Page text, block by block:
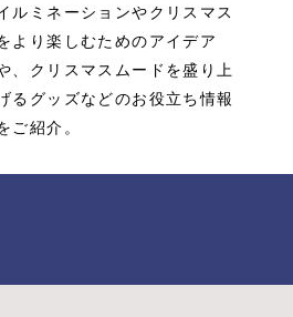
ルミネーションやクリスマス
より楽しむためのアイデア
、クリスマスムードを盛り上
る グッズなどのお役立ち情報
ご紹介。